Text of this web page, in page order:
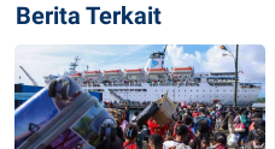
Berita Terkait